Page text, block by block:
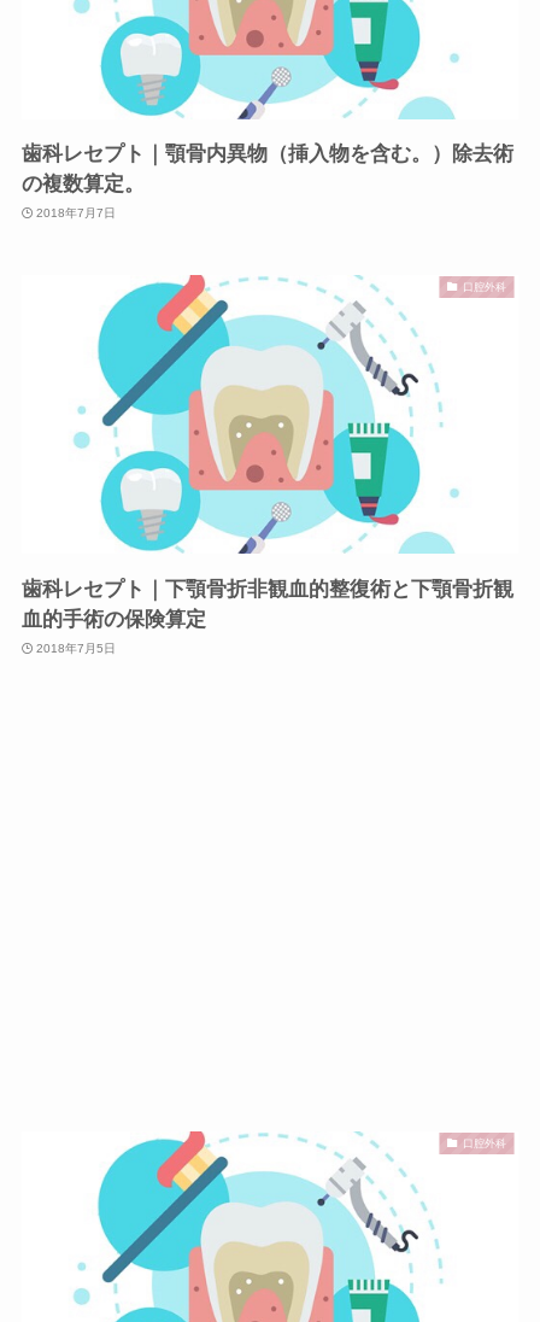
歯科レセプト｜顎骨内異物（挿入物を含む。）除去術
の複数算定。
2018年7月7日
口腔外科
歯科レセプト｜下顎骨折非観血的整復術と下顎骨折観
血的手術の保険算定
2018年7月5日
口腔外科